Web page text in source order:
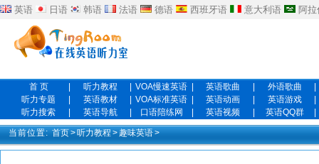
英语 日语 韩语 法语 德语 西班牙语 意大利语 阿
首 页 听力教程 VOA慢速英语 英语歌曲 外语歌曲
听力专题
英语教材 VOA标准英语 英语动画 英语游戏
听力搜索
英语导航 口语陪练网 英语视频 英语QQ群
当前位置: 首页>听力教程 > 趣味英语>